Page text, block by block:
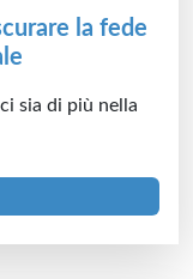
la fede
sia di più nella